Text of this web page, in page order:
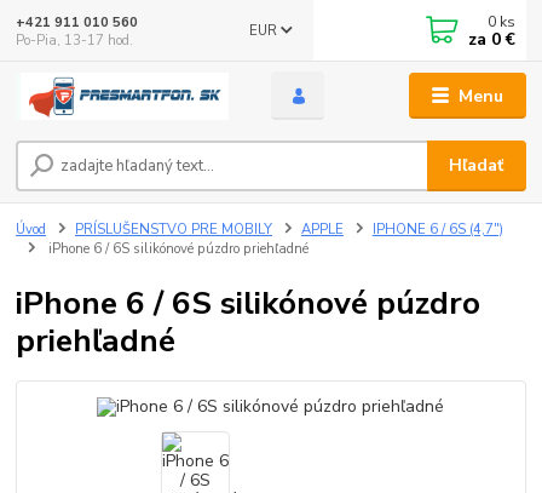
Menu
EUR
Hľadať
+421 911 010 560
Po-Pia, 13-17 hod.
0 ks
za 0 €
Úvod PRÍSLUŠENSTVO PRE MOBILY APPLE
IPHONE 6 / 6S (4,7")
iPhone 6 / 6S silikónové púzdro priehľadné
iPhone 6 / 6S silikónové púzdro
priehľadné